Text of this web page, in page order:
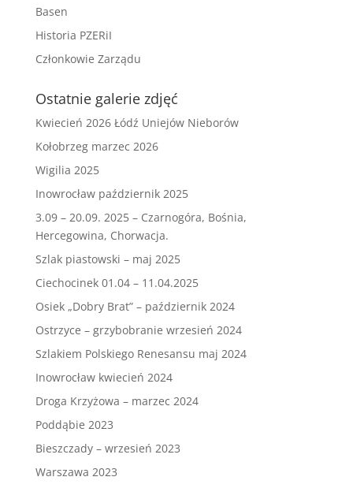
Basen
Historia PZERiI
Członkowie Zarządu
Ostatnie galerie zdjęć
Kwiecień 2026 Łódź Uniejów Nieborów
Kołobrzeg marzec 2026
Wigilia 2025
Inowrocław październik 2025
3.09 – 20.09. 2025 – Czarnogóra, Bośnia,
Hercegowina, Chorwacja.
Szlak piastowski – maj 2025
Ciechocinek 01.04 – 11.04.2025
Osiek „Dobry Brat” – październik 2024
Ostrzyce – grzybobranie wrzesień 2024
Szlakiem Polskiego Renesansu maj 2024
Inowrocław kwiecień 2024
Droga Krzyżowa – marzec 2024
Poddąbie 2023
Bieszczady – wrzesień 2023
Warszawa 2023